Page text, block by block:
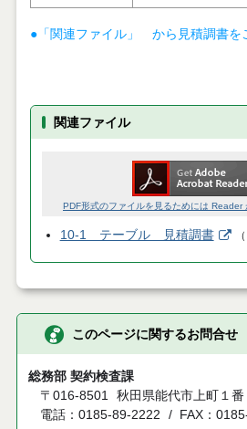
●「関連ファイル」 から見積調書を
関連ファイル
PDF形式のファイルを見るためには Reader
10-1 テーブル 見積調書 （
このページに関するお問合せ
総務部 契約検査課
〒016-8501 秋田県能代市上町１番
電話：0185-89-2222
FAX：